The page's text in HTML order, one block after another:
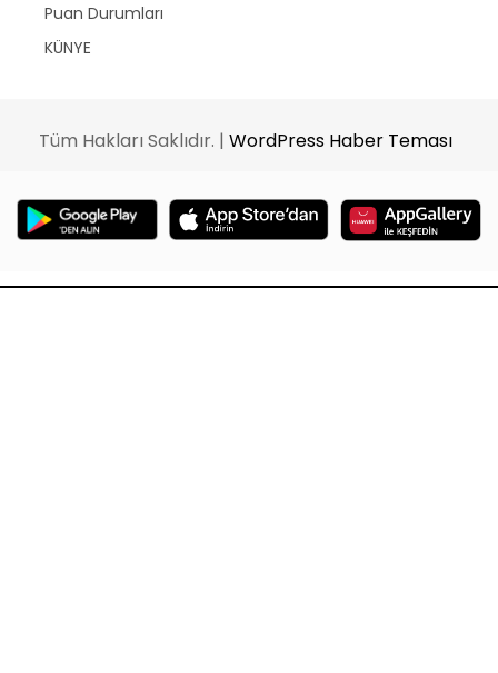
Puan Durumları
KÜNYE
Tüm Hakları Saklıdır. | WordPress Haber Teması